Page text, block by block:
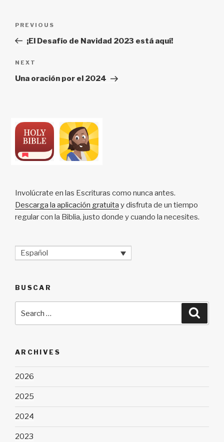
Previous
Post
PREVIOUS
¡El Desafío de Navidad 2023 está aquí!
Next
Post
NEXT
Una oración por el 2024
Involúcrate en las Escrituras como nunca antes.
Descarga la aplicación gratuita y disfruta de un tiempo
regular con la Biblia, justo donde y cuando la necesites.
Español
BUSCAR
for:
ARCHIVES
2026
2025
2024
2023